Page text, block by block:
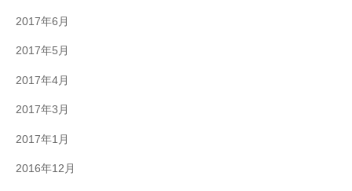
2017年6月
2017年5月
2017年4月
2017年3月
2017年1月
2016年12月